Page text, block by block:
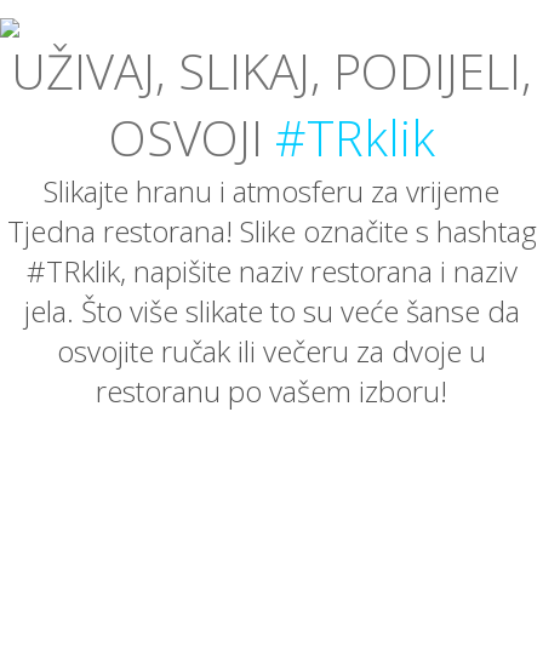
UŽIVAJ, SLIKAJ, PODIJELI,
OSVOJI #TRklik
Slikajte hranu i atmosferu za vrijeme
Tjedna restorana! Slike označite s hashtag
#TRklik, napišite naziv restorana i naziv
jela. Što više slikate to su veće šanse da
osvojite ručak ili večeru za dvoje u
restoranu po vašem izboru!